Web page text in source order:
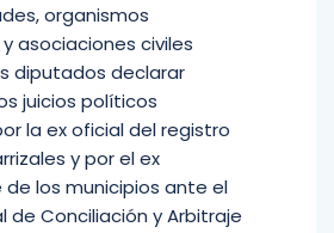
organismos
asociaciones civiles
diputados declarar
juicios políticos
la ex oficial del registro
y por el ex
los municipios ante el
de Conciliación y Arbitraje